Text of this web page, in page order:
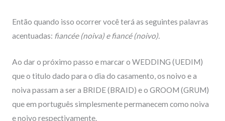
Então quando isso ocorrer você terá as seguintes palavras
acentuadas: fiancée (noiva) e fiancé (noivo).
Ao dar o próximo passo e marcar o WEDDING (UEDIM)
que o titulo dado para o dia do casamento, os noivo e a
noiva passam a ser a BRIDE (BRAID) e o GROOM (GRUM)
que em português simplesmente permanecem como noiva
e noivo respectivamente.